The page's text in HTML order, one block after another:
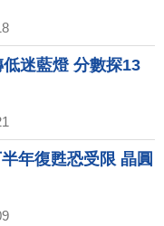
迷藍燈 分數探13
年復甦恐受限 晶圓